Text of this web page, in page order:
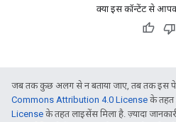
क्या इस कॉन्टेंट से
जब तक कुछ अलग से न बताया जाए, तब तक इस
Commons Attribution 4.0 License के तहत
License के तहत लाइसेंस मिला है. ज़्यादा